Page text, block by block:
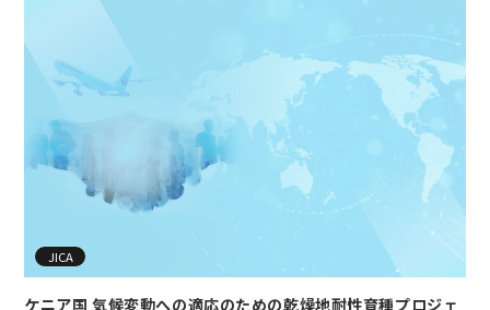
JICA
ケニア国 気候変動への適応のための乾燥地耐性育種プロジェ